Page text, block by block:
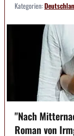
Kategorien:
"Nach
Roman von